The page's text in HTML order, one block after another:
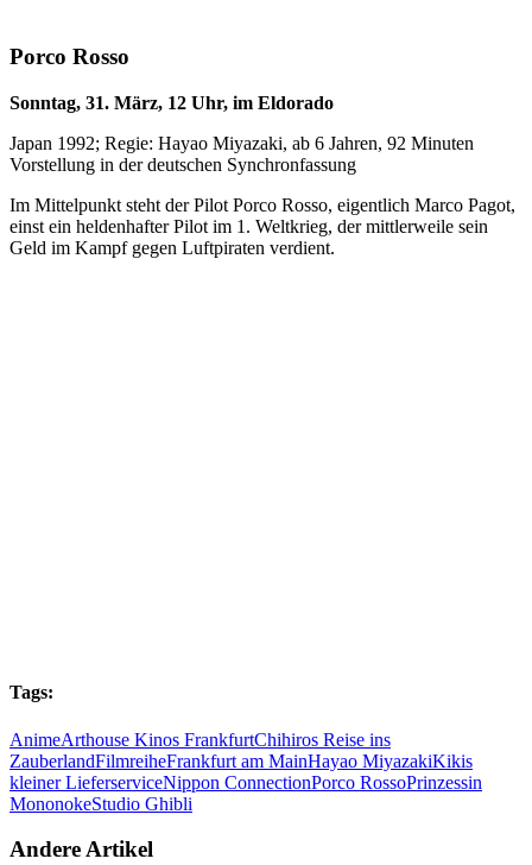
Porco Rosso
Sonntag, 31. März, 12 Uhr, im Eldorado
Japan 1992; Regie: Hayao Miyazaki, ab 6 Jahren, 92 Minuten
Vorstellung in der deutschen Synchronfassung
Im Mittelpunkt steht der Pilot Porco Rosso, eigentlich Marco Pagot,
einst ein heldenhafter Pilot im 1. Weltkrieg, der mittlerweile sein
Geld im Kampf gegen Luftpiraten verdient.
Tags:
AnimeArthouse Kinos FrankfurtChihiros Reise ins
ZauberlandFilmreiheFrankfurt am MainHayao MiyazakiKikis
kleiner LieferserviceNippon ConnectionPorco RossoPrinzessin
MononokeStudio Ghibli
Andere Artikel